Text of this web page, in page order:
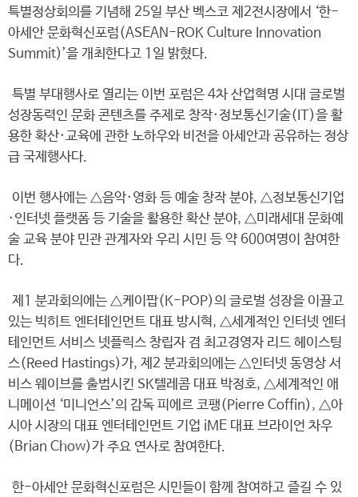
특별정상회의를 기념해 25일 부산 벡스코 제2전시장에서 ‘한-
아세안 문화혁신포럼(ASEAN-ROK Culture Innovation
Summit)’을 개최한다고 1일 밝혔다.
특별 부대행사로 열리는 이번 포럼은 4차 산업혁명 시대 글로벌
성장동력인 문화 콘텐츠를 주제로 창작·정보통신기술(IT)을 활
용한 확산·교육에 관한 노하우와 비전을 아세안과 공유하는 정상
급 국제행사다.
이번 행사에는 △음악·영화 등 예술 창작 분야, △정보통신기업
·인터넷 플랫폼 등 기술을 활용한 확산 분야, △미래세대 문화예
술 교육 분야 민관 관계자와 우리 시민 등 약 600여명이 참여한
다.
제1 분과회의에는 △케이팝(K-POP)의 글로벌 성장을 이끌고
있는 빅히트 엔터테인먼트 대표 방시혁, △세계적인 인터넷 엔터
테인먼트 서비스 넷플릭스 창립자 겸 최고경영자 리드 헤이스팅
스(Reed Hastings)가, 제2 분과회의에는 △인터넷 동영상 서
비스 웨이브를 출범시킨 SK텔레콤 대표 박정호, △세계적인 애
니메이션 ‘미니언스’의 감독 피에르 코팽(Pierre Coffin), △아
시아 시장의 대표 엔터테인먼트 기업 iME 대표 브라이언 차우
(Brian Chow)가 주요 연사로 참여한다.
한-아세안 문화혁신포럼은 시민들이 함께 참여하고 즐길 수 있